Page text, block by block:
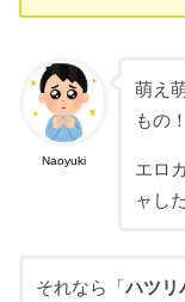
Naoyuki
萌え
もの！
エロ
ャし
それなら「ハツリ